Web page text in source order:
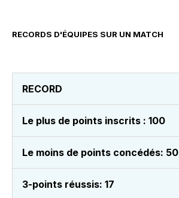
RECORDS D'ÉQUIPES SUR UN MATCH
RECORD
Le plus de points inscrits : 100
Le moins de points concédés: 50
3-points réussis: 17